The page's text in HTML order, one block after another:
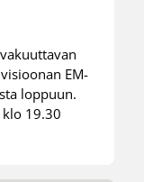
EM-
loppuun.
19.30